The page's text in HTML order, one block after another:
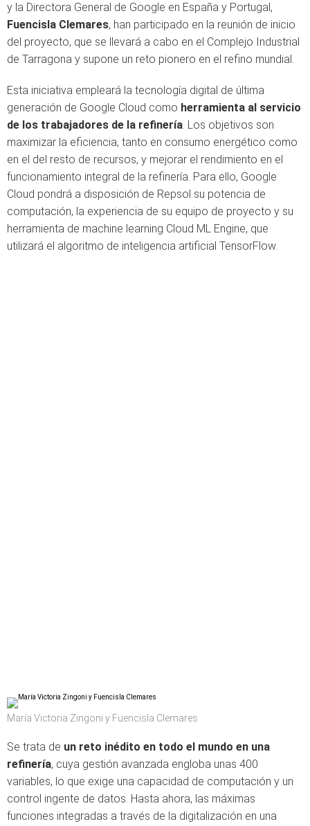
y la Directora General de Google en España y Portugal,
Fuencisla Clemares, han participado en la reunión de inicio
del proyecto, que se llevará a cabo en el Complejo Industrial
de Tarragona y supone un reto pionero en el refino mundial.
Esta iniciativa empleará la tecnología digital de última
generación de Google Cloud como herramienta al servicio
de los trabajadores de la refinería. Los objetivos son
maximizar la eficiencia, tanto en consumo energético como
en el del resto de recursos, y mejorar el rendimiento en el
funcionamiento integral de la refinería. Para ello, Google
Cloud pondrá a disposición de Repsol su potencia de
computación, la experiencia de su equipo de proyecto y su
herramienta de machine learning Cloud ML Engine, que
utilizará el algoritmo de inteligencia artificial TensorFlow.
María Victoria Zingoni y Fuencisla Clemares
Se trata de un reto inédito en todo el mundo en una
refinería, cuya gestión avanzada engloba unas 400
variables, lo que exige una capacidad de computación y un
control ingente de datos. Hasta ahora, las máximas
funciones integradas a través de la digitalización en una